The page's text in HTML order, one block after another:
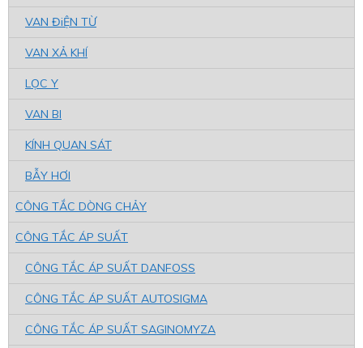
VAN ĐiỆN TỪ
VAN XẢ KHÍ
LỌC Y
VAN BI
KÍNH QUAN SÁT
BẪY HƠI
CÔNG TẮC DÒNG CHẢY
CÔNG TẮC ÁP SUẤT
CÔNG TẮC ÁP SUẤT DANFOSS
CÔNG TẮC ÁP SUẤT AUTOSIGMA
CÔNG TẮC ÁP SUẤT SAGINOMYZA